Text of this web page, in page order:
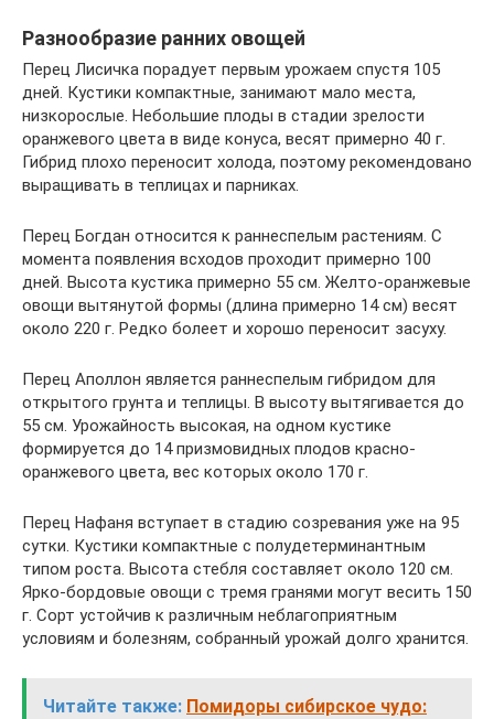
Разнообразие ранних овощей
Перец Лисичка порадует первым урожаем спустя 105
дней. Кустики компактные, занимают мало места,
низкорослые. Небольшие плоды в стадии зрелости
оранжевого цвета в виде конуса, весят примерно 40 г.
Гибрид плохо переносит холода, поэтому рекомендовано
выращивать в теплицах и парниках.
Перец Богдан относится к раннеспелым растениям. С
момента появления всходов проходит примерно 100
дней. Высота кустика примерно 55 см. Желто-оранжевые
овощи вытянутой формы (длина примерно 14 см) весят
около 220 г. Редко болеет и хорошо переносит засуху.
Перец Аполлон является раннеспелым гибридом для
открытого грунта и теплицы. В высоту вытягивается до
55 см. Урожайность высокая, на одном кустике
формируется до 14 призмовидных плодов красно-
оранжевого цвета, вес которых около 170 г.
Перец Нафаня вступает в стадию созревания уже на 95
сутки. Кустики компактные с полудетерминантным
типом роста. Высота стебля составляет около 120 см.
Ярко-бордовые овощи с тремя гранями могут весить 150
г. Сорт устойчив к различным неблагоприятным
условиям и болезням, собранный урожай долго хранится.
Читайте также: Помидоры сибирское чудо: